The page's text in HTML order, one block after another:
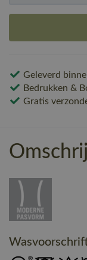
Geleverd
Bedrukken &
Gratis